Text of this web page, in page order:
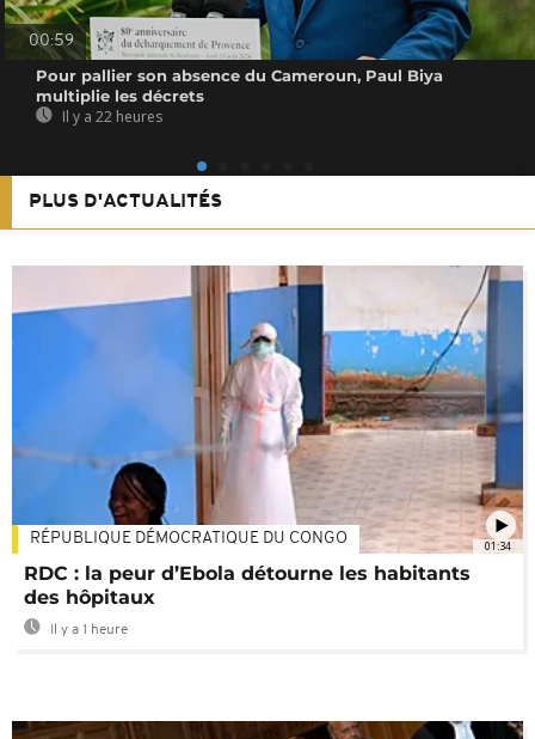
00:59
Pour pallier son absence du Cameroun, Paul Biya
multiplie les décrets
Il y a 22 heures
PLUS D'ACTUALITÉS
01:34
RÉPUBLIQUE DÉMOCRATIQUE DU CONGO
RDC : la peur d’Ebola détourne les habitants
des hôpitaux
Il y a 1 heure